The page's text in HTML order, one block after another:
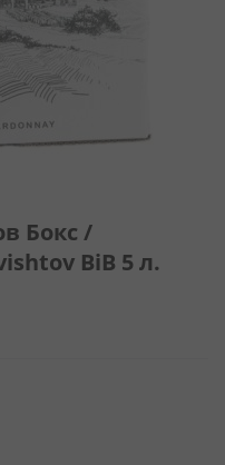
Бокс /
BiB 5 л.